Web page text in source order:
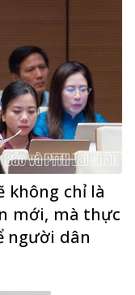
không chỉ là
mới, mà thực
người dân